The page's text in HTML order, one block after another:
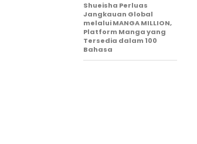
Shueisha Perluas
Jangkauan Global
melalui MANGA MILLION,
Platform Manga yang
Tersedia dalam 100
Bahasa